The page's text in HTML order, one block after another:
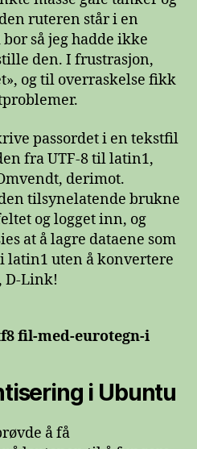
ruteren står i en
så jeg hadde ikke
den. I frustrasjon,
og til overraskelse fikk
passordet i en tekstfil
fra UTF-8 til latin1,
derimot.
tilsynelatende brukne
og logget inn, og
at å lagre dataene som
latin1 uten å konvertere
D-Link!
fil-med-eurotegn-i
i Ubuntu
å få